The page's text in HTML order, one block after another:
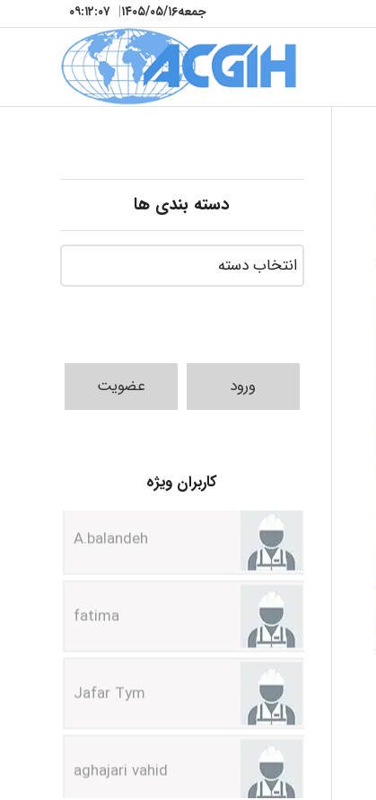
جمعه۱۴۰۵/۰۵/۱۶| ۰۹:۱۲:۰۸
دسته بندی ها
ورود عضویت
کاربران ویژه
fatima
Jafar Tym
aghajari vahid
Poubakhtiari